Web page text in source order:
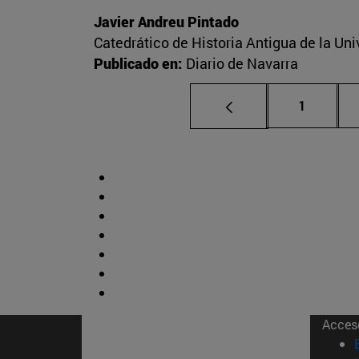
Javier Andreu Pintado
Catedrático de Historia Antigua de la
Publicado en: Diario de Navarra
Página
1